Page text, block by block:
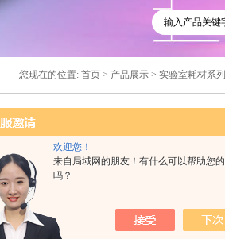
欢迎您！
来自局域网的朋友！有什么可以帮助您的
吗？
您现在的位置: 首页 > 产品展示 > 实验室耗材系列